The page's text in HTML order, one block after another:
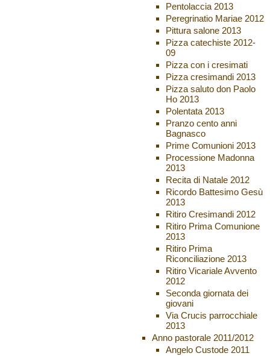
Pentolaccia 2013
Peregrinatio Mariae 2012
Pittura salone 2013
Pizza catechiste 2012-
09
Pizza con i cresimati
Pizza cresimandi 2013
Pizza saluto don Paolo
Ho 2013
Polentata 2013
Pranzo cento anni
Bagnasco
Prime Comunioni 2013
Processione Madonna
2013
Recita di Natale 2012
Ricordo Battesimo Gesù
2013
Ritiro Cresimandi 2012
Ritiro Prima Comunione
2013
Ritiro Prima
Riconciliazione 2013
Ritiro Vicariale Avvento
2012
Seconda giornata dei
giovani
Via Crucis parrocchiale
2013
Anno pastorale 2011/2012
Angelo Custode 2011